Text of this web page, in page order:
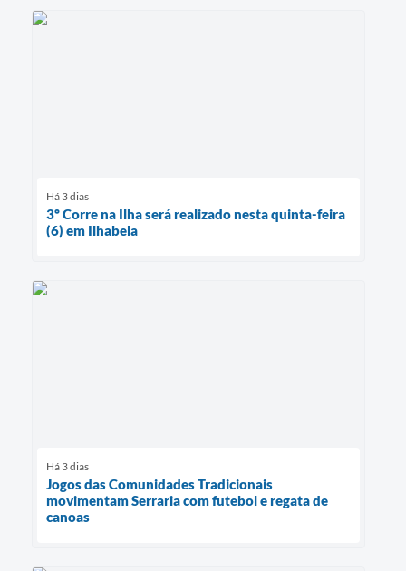
Há 3 dias
3º Corre na Ilha será realizado nesta quinta-feira
(6) em Ilhabela
Há 3 dias
Jogos das Comunidades Tradicionais
movimentam Serraria com futebol e regata de
canoas